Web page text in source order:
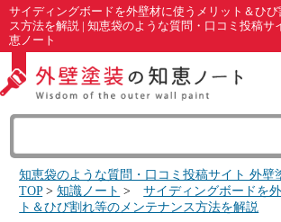
サイディングボードを外壁材に使うメリット＆ひ
ス方法を解説 | 知恵袋のような質問・口コミ投稿サ
恵ノート
知恵袋のような質問・口コミ投稿サイト 外壁
TOP>知識ノート >
サイディングボードを
ト＆ひび割れ等のメンテナンス方法を解説